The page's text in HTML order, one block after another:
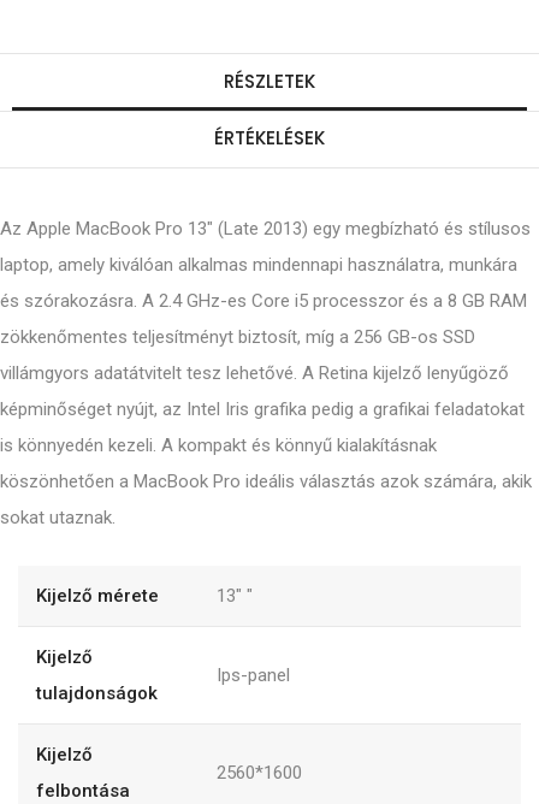
RÉSZLETEK
ÉRTÉKELÉSEK
Az Apple MacBook Pro 13" (Late 2013) egy megbízható és stílusos
laptop, amely kiválóan alkalmas mindennapi használatra, munkára
és szórakozásra. A 2.4 GHz-es Core i5 processzor és a 8 GB RAM
zökkenőmentes teljesítményt biztosít, míg a 256 GB-os SSD
villámgyors adatátvitelt tesz lehetővé. A Retina kijelző lenyűgöző
képminőséget nyújt, az Intel Iris grafika pedig a grafikai feladatokat
is könnyedén kezeli. A kompakt és könnyű kialakításnak
köszönhetően a MacBook Pro ideális választás azok számára, akik
sokat utaznak.
Kijelző mérete 13" "
Kijelző
tulajdonságok
Ips-panel
Kijelző
felbontása
2560*1600